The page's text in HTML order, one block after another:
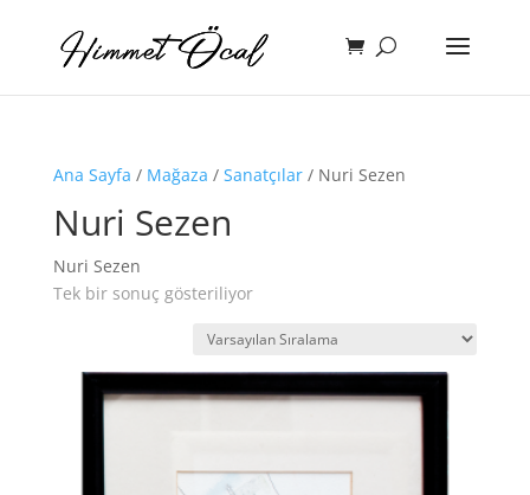
Ana Sayfa / Mağaza / Sanatçılar/ Nuri Sezen
Nuri Sezen
Nuri Sezen
Tek bir sonuç gösteriliyor